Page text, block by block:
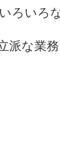
ろいろ
派な業務